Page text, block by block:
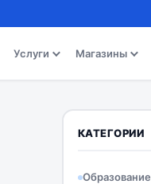
Услуги Магазины
КАТЕГОРИИ
Образование